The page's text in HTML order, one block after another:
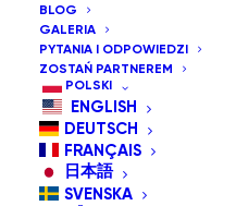
BLOG
GALERIA
PYTANIA I ODPOWIEDZI
ZOSTAŃ PARTNEREM
POLSKI
ENGLISH
DEUTSCH
FRANÇAIS
日本語
SVENSKA